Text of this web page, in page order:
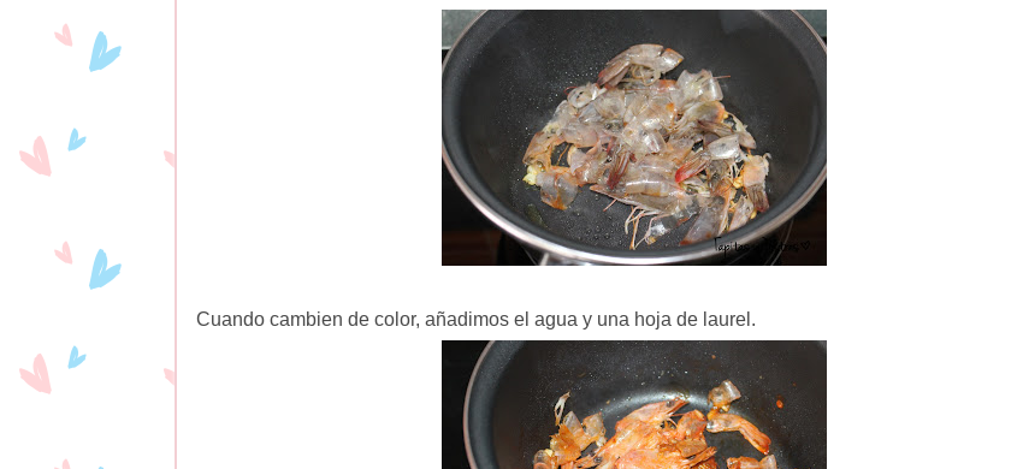
Cuando cambien de color, añadimos el agua y una hoja de laurel.